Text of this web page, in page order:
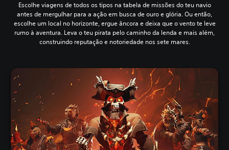
Escolhe viagens de todos os tipos na tabela de missões do teu navio
antes de mergulhar para a ação em busca de ouro e glória. Ou então,
escolhe um local no horizonte, ergue âncora e deixa que o vento te leve
rumo à aventura. Leva o teu pirata pelo caminho da lenda e mais além,
construindo reputação e notoriedade nos sete mares.